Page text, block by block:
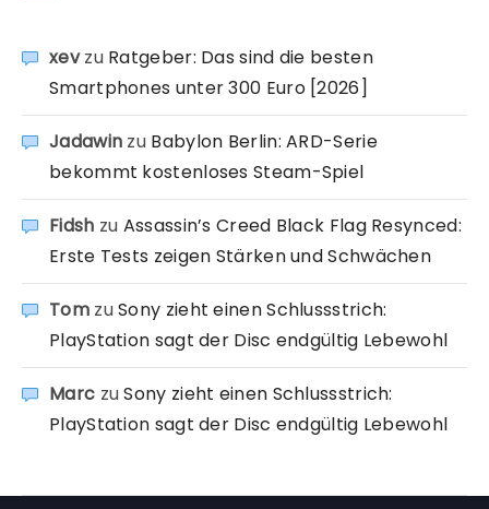
xevzu Ratgeber: Das sind die besten
Smartphones unter 300 Euro [2026]
Jadawin zu Babylon Berlin: ARD-Serie
bekommt kostenloses Steam-Spiel
Fidsh zu Assassin’s Creed Black Flag Resynced:
Erste Tests zeigen Stärken und Schwächen
TomzuSony zieht einen Schlussstrich:
PlayStation sagt der Disc endgültig Lebewohl
Marc zuSony zieht einen Schlussstrich:
PlayStation sagt der Disc endgültig Lebewohl